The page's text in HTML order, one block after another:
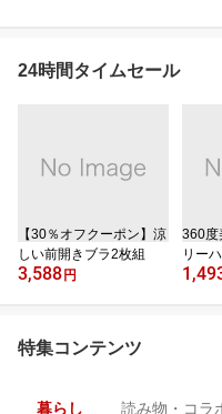
24時間タイムセール
【30％オフクーポン】涼
しい前開きブラ2枚組
3,588 円
360度
リー
特集コンテンツ
暮らし 読み物・コラ